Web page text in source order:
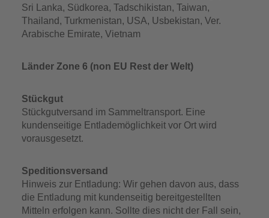
Sri Lanka, Südkorea, Tadschikistan, Taiwan,
Thailand, Turkmenistan, USA, Usbekistan, Ver.
Arabische Emirate, Vietnam
Länder Zone 6 (non EU Rest der Welt)
Stückgut
Stückgutversand im Sammeltransport. Eine
kundenseitige Entlademöglichkeit vor Ort wird
vorausgesetzt.
Speditionsversand
Hinweis zur Entladung: Wir gehen davon aus, dass
die Entladung mit kundenseitig bereitgestellten
Mitteln erfolgen kann. Sollte dies nicht der Fall sein,